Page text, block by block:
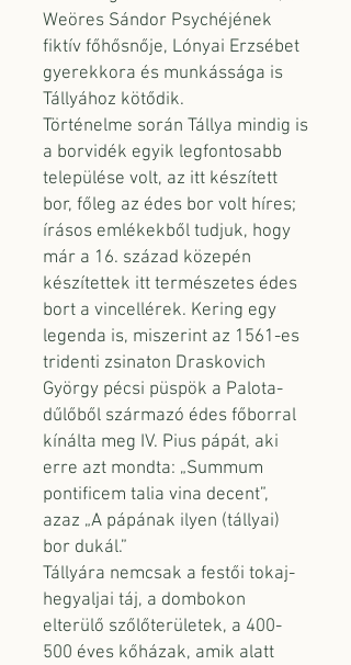
Weöres Sándor Psychéjének
fiktív főhősnője, Lónyai Erzsébet
gyerekkora és munkássága is
Tállyához kötődik.
Történelme során Tállya mindig is
a borvidék egyik legfontosabb
települése volt, az itt készített
bor, főleg az édes bor volt híres;
írásos emlékekből tudjuk, hogy
már a 16. század közepén
készítettek itt természetes édes
bort a vincellérek. Kering egy
legenda is, miszerint az 1561-es
tridenti zsinaton Draskovich
György pécsi püspök a Palota-
dűlőből származó édes főborral
kínálta meg IV. Pius pápát, aki
erre azt mondta: „Summum
pontificem talia vina decent”,
azaz „A pápának ilyen (tállyai)
bor dukál.”
Tállyára nemcsak a festői tokaj-
hegyaljai táj, a dombokon
elterülő szőlőterületek, a 400-
500 éves kőházak, amik alatt